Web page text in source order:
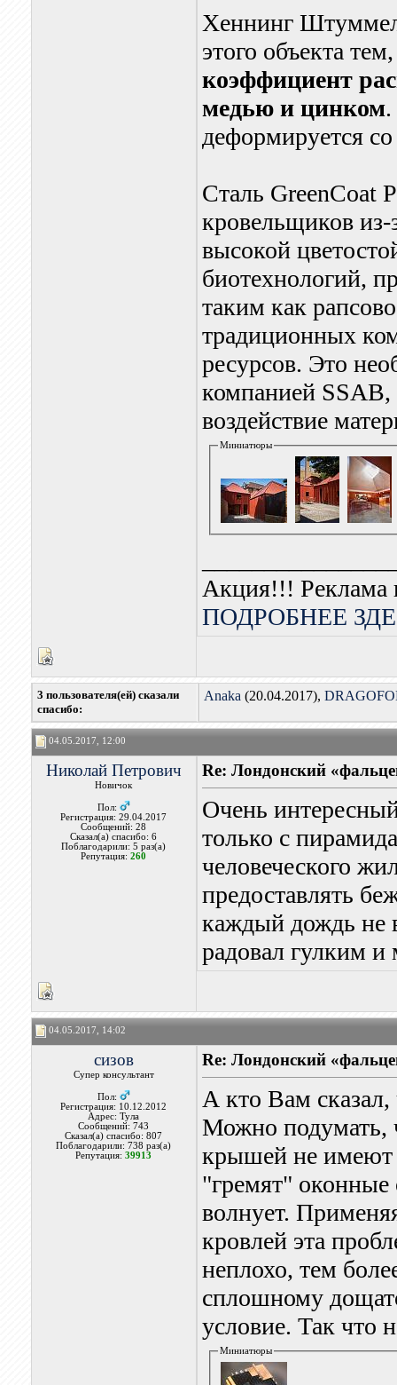
Хеннинг
этого объекта
коэффициент
медью и цинком.
деформируется
Сталь GreenCoat
кровельщиков
высокой
биотехнологий,
таким как
традиционных
ресурсов. Это
компанией SSAB,
воздействие
Миниатюры
Акция!!! Реклама
ПОДРОБНЕЕ
3 пользователя(ей) сказали
cпасибо:
Anaka (20.04.2017),
04.05.2017, 12:00
Николай Петрович
Новичок
Пол:
Регистрация: 29.04.2017
Сообщений: 28
Сказал(а) спасибо: 6
Поблагодарили: 5 раз(а)
Репутация:260
Re: Лондонский
Очень
только с
человеческого
предоставлять
каждый дождь не
радовал гулким
04.05.2017, 14:02
сизов
Супер консультант
Пол:
Регистрация: 10.12.2012
Адрес: Тула
Сообщений: 743
Сказал(а) спасибо: 807
Поблагодарили: 738 раз(а)
Репутация:39913
Re: Лондонский
А кто Вам
Можно подумать,
крышей не имеют
"гремят"
волнует.
кровлей эта
неплохо, тем
сплошному
условие. Так что
Миниатюры